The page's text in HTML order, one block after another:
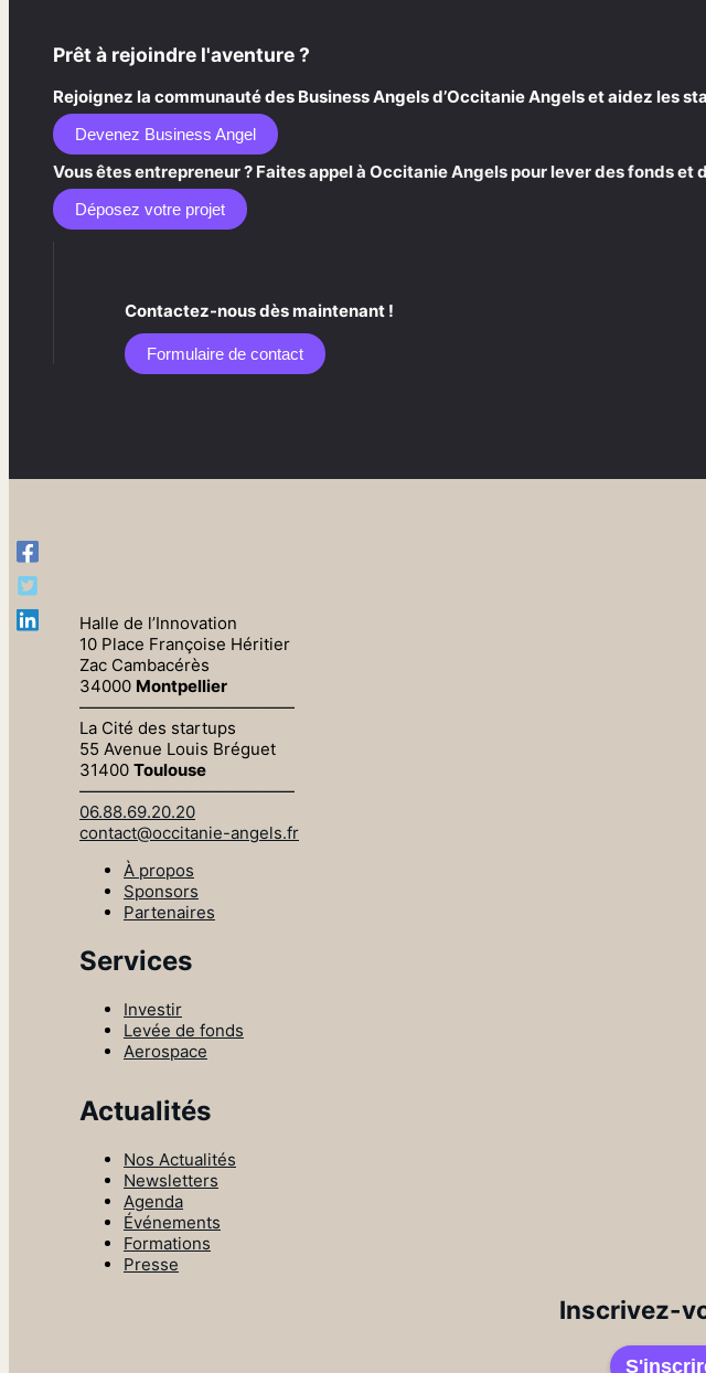
Prêt à rejoindre l'aventure ?
Rejoignez la communauté des Business Angels d’Occitanie Angels et aidez les
Devenez Business Angel
Vous êtes entrepreneur ? Faites appel à Occitanie Angels pour lever des fonds
Déposez votre projet
Contactez-nous dès maintenant !
Formulaire de contact​
Halle de l’Innovation
10 Place Françoise Héritier
Zac Cambacérès
34000 Montpellier
—————————————
La Cité des startups
55 Avenue Louis Bréguet
31400 Toulouse
—————————————
06.88.69.20.20
contact@occitanie-angels.fr
À propos
Sponsors
Partenaires
Services
Investir
Levée de fonds
Aerospace
Actualités
Nos Actualités
Newsletters
Agenda
Événements
Formations
Presse
Inscrivez-